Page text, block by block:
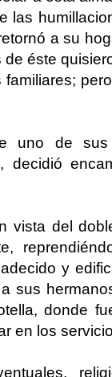
las
a su
éste
uno de sus
decidió
vista del
y
sus
donde
en los